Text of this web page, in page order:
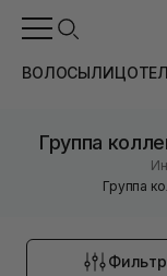
ВОЛОСЫЛИЦО
Группа
Группа
Фильтр